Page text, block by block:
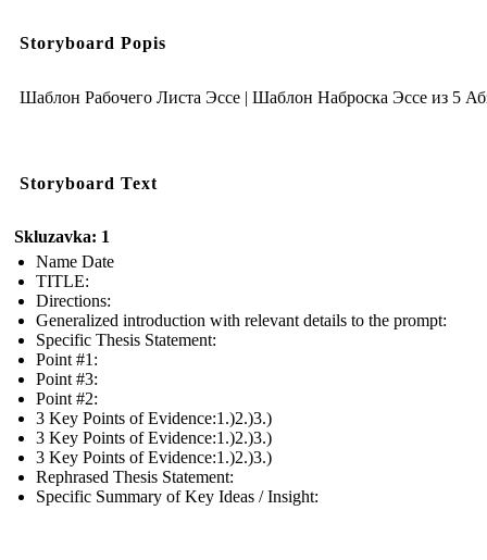
Storyboard Popis
Шаблон Рабочего Листа Эссе | Шаблон Наброска Эссе из 5
Storyboard Text
Skluzavka: 1
Name Date
TITLE :
Directions:
Generalized introduction with relevant details to the prompt:
Specific Thesis Statement:
Point #1:
Point #3:
Point #2:
3 Key Points of Evidence:1.)2.)3.)
3 Key Points of Evidence:1.)2.)3.)
3 Key Points of Evidence:1.)2.)3.)
Rephrased Thesis Statement:
Specific Summary of Key Ideas / Insight: